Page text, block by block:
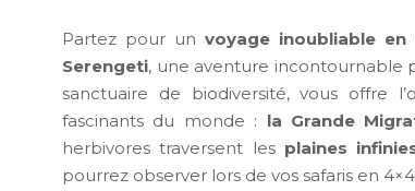
Partez pour un voyage inoubliable en
Serengeti, une aventure incontournable
sanctuaire de biodiversité, vous offre
fascinants du monde : la Grande
herbivores traversent les plaines
pourrez observer lors de vos safaris en